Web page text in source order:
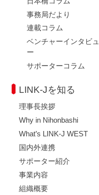
事務局だより
連載コラム
ベンチャーインタビュ
ー
サポーターコラム
LINK-Jを知る
理事長挨拶
Why in Nihonbashi
What’s LINK-J WEST
国内外連携
サポーター紹介
事業内容
組織概要